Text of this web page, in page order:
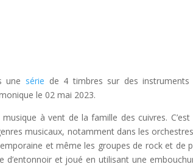
une série de 4 timbres sur des
le 02 mai 2023.
à vent de la famille des cuivres.
musicaux, notamment dans les
et même les groupes de rock et de
d’entonnoir et joué en utilisant une